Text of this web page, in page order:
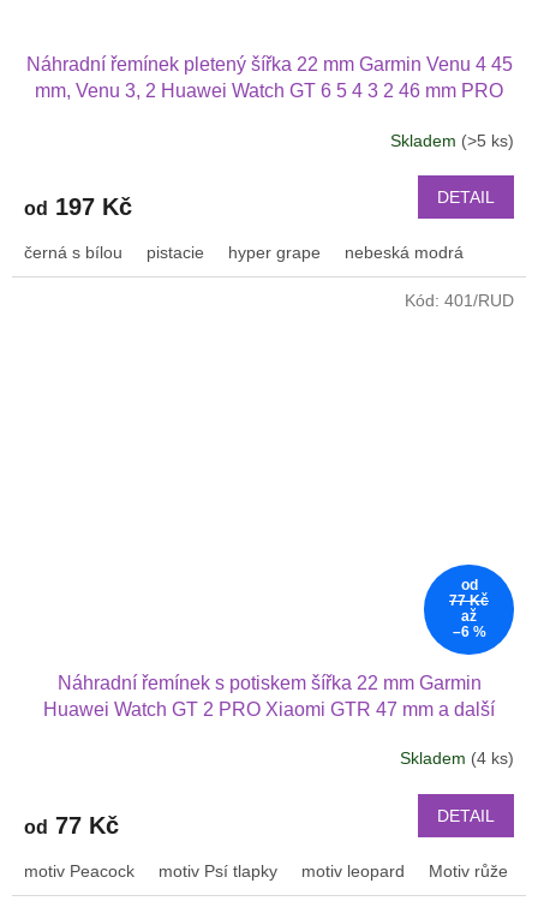
Náhradní řemínek pletený šířka 22 mm Garmin Venu 4 45
mm, Venu 3, 2 Huawei Watch GT 6 5 4 3 2 46 mm PRO
je
z
5
Skladem (>5 ks)
od 197 Kč DETAIL
černá s bílou pistacie hyper grape nebeská modrá
od
77 Kč
až
–6 %
Náhradní řemínek s potiskem šířka 22 mm Garmin
Huawei Watch GT 2 PRO Xiaomi GTR 47 mm a další
Skladem (4 ks)
od 77 Kč DETAIL
motiv Peacock motiv Psí tlapky motiv leopard Motiv růže
Kód: 401/RUD